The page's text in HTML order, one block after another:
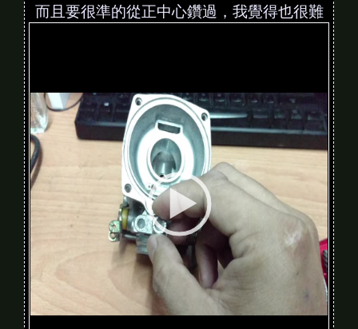
而且要很準的從正中心鑽過，我覺得也很難
e
o
P
l
a
y
e
r